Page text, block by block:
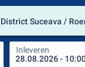
Suceava /
Inleveren